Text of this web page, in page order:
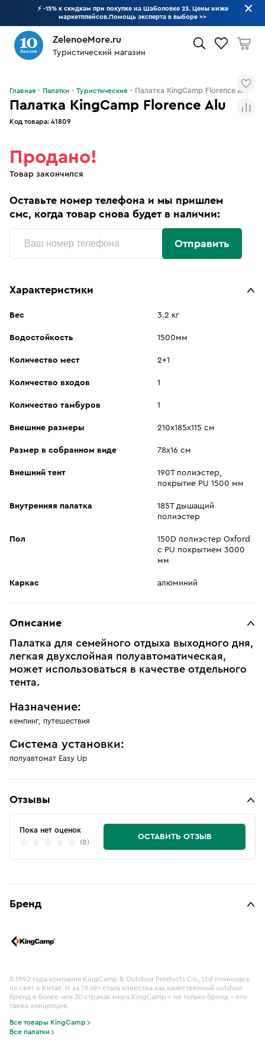
⚡ -15% к скидкам при покупке на Шаболовке 23. Цены ниже
маркетплейсов.Помощь эксперта в выборе >>
ZelenoeMore.ru
Туристический магазин
Палатка KingCamp Florence Alu
Код товара: 41809
Главная Палатки Туристические Палатка KingCamp Florence Alu
Продано!
Товар закончился
Оставьте номер телефона и мы пришлем
смс, когда товар снова будет в наличии:
Отправить
Характеристики
Вес 3.2 кг
Водостойкость 1500мм
Количество мест 2+1
Количество входов 1
Количество тамбуров 1
Внешние размеры 210х185х115 см
Размер в собранном виде 78х16 см
Внешний тент
190T полиэстер,
покрытие PU 1500 мм
Внутренняя палатка
185T дышащий
полиэстер
Пол
150D полиэстер Oxford
c PU покрытием 3000
мм
Каркас алюминий
Описание
Палатка для семейного отдыха выходного дня,
легкая двухслойная полуавтоматическая,
может использоваться в качестве отдельного
тента.
Назначение:
кемпинг, путешествия
Система установки:
полуавтомат Easy Up
Отзывы
Пока нет оценок
(0)
ОСТАВИТЬ ОТЗЫВ
Бренд
В 1992 года компания KingCamp & Outdoor Products Co., Ltd появилась
на свет в Китае. И за 19 лет стала известна как качественный outdoor
бренд в более чем 30 странах мира.KingСamp – не только бренд – это
также концепция.
Все товары KingCamp
Все палатки